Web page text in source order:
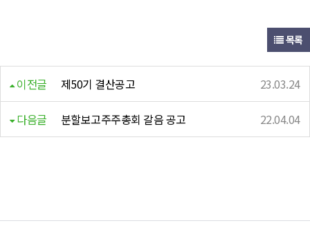
목록
이전글 제50기 결산공고 23.03.24
다음글 분할보고주주총회 갈음 공고 22.04.04